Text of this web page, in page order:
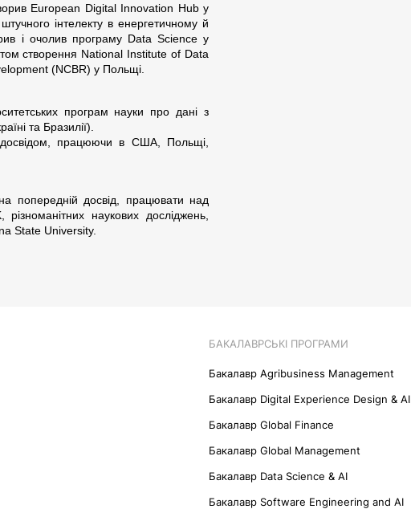
European Digital Innovation Hub у
інтелекту в енергетичному й
і очолив програму Data Science у
створення National Institute of Data
(NCBR) у Польщі.
програм науки про дані з
та Бразилії).
досвідом, працюючи в США, Польщі,
попередній досвід, працювати над
наукових досліджень,
State University.
БАКАЛАВРСЬКІ ПРОГРАМИ
Бакалавр Agribusiness Management
Бакалавр Digital Experience Design & AI
Бакалавр Global Finance
Бакалавр Global Management
Бакалавр Data Science & AI
Бакалавр Software Engineering and AI